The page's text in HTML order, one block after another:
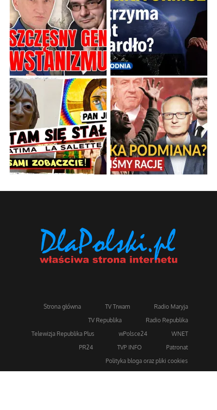
Strona główna TV Trwam
Radio Maryja
TV Republika
Radio Republika
Telewizja Republika Plus
wPolsce24
WNET
PR24
TVP INFO
Patronat
Polityka bloga oraz pliki cookies